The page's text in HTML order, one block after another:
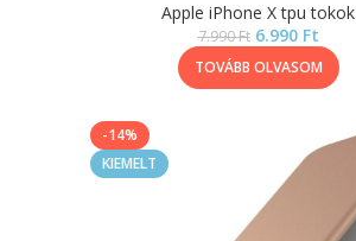
Apple iPhone X tpu tokok
7.990Ft 6.990 Ft
TOVÁBB OLVASOM
-14%
KIEMELT